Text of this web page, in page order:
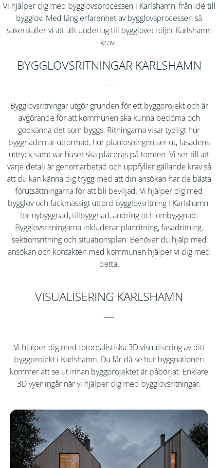
Vi hjälper dig med bygglovsprocessen i Karlshamn, från idé till
bygglov. Med lång erfarenhet av bygglovsprocessen så
säkerställer vi att allt underlag till bygglovet följer Karlshamn
krav.
BYGGLOVSRITNINGAR KARLSHAMN
Bygglovsritningar utgör grunden för ett byggprojekt och är
avgörande för att kommunen ska kunna bedöma och
godkänna det som byggs. Ritningarna visar tydligt hur
byggnaden är utformad, hur planlösningen ser ut, fasadens
uttryck samt var huset ska placeras på tomten. Vi ser till att
varje detalj är genomarbetad och uppfyller gällande krav så
att du kan känna dig trygg med att din ansökan har de bästa
förutsättningarna för att bli beviljad. Vi hjälper dig med
bygglov och fackmässigt utförd bygglovsritning i Karlshamn
för nybyggnad, tillbyggnad, ändring och ombyggnad.
Bygglovsritningarna inkluderar planritning, fasadritning,
sektionsritning och situationsplan. Behöver du hjälp med
ansökan och kontakten med kommunen hjälper vi dig med
detta.
VISUALISERING KARLSHAMN
Vi hjälper dig med fotorealistiska 3D visualisering av ditt
byggprojekt i Karlshamn. Du får då se hur byggnationen
kommer att se ut innan byggprojektet är påbörjat. Enklare
3D vyer ingår när vi hjälper dig med bygglovsritningar.